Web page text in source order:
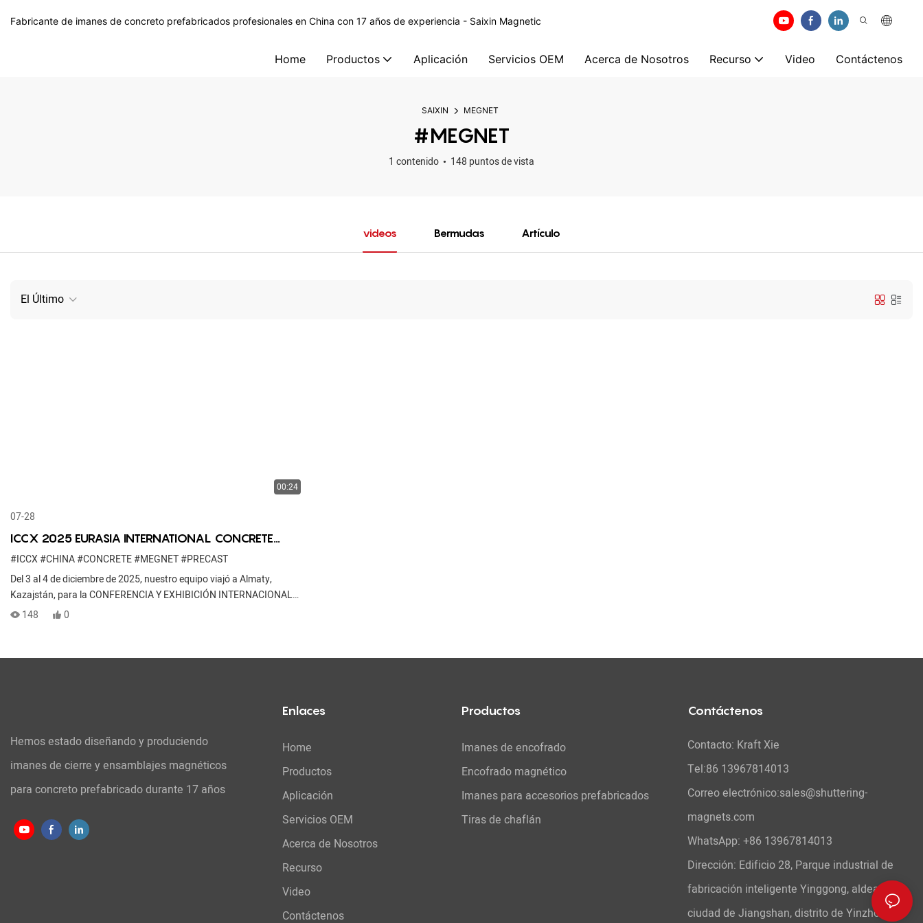
Fabricante de imanes de concreto prefabricados profesionales en China con 17 años de experiencia - Saixin Magnetic
Home Productos Aplicación Servicios OEM Acerca de Nosotros Recurso Video Contáctenos
SAIXIN MEGNET
#MEGNET
1 contenido 148 puntos de vista
videos Bermudas Artículo
El Último
00:24
07-28
ICCX 2025 EURASIA INTERNATIONAL CONCRETE
CONFERENCE & EXHIBITION
#ICCX#CHINA#CONCRETE#MEGNET#PRECAST
Del 3 al 4 de diciembre de 2025, nuestro equipo viajó a Almaty,
Kazajstán, para la CONFERENCIA Y EXHIBICIÓN INTERNACIONAL
DE HORMIGÓN...
148 0
Hemos estado diseñando y produciendo
imanes de cierre y ensamblajes magnéticos
para concreto prefabricado durante 17 años
Enlaces
Home
Productos
Aplicación
Servicios OEM
Acerca de Nosotros
Recurso
Video
Contáctenos
Productos
Imanes de encofrado
Encofrado magnético
Imanes para accesorios prefabricados
Tiras de chaflán
Contáctenos
Contacto: Kraft Xie
Tel:86 13967814013
Correo electrónico:sales@shuttering-
magnets.com
WhatsApp: +86 13967814013
Dirección: Edificio 28, Parque industrial de
fabricación inteligente Yinggong, aldea Heyi,
ciudad de Jiangshan, distrito de Yinzhou,